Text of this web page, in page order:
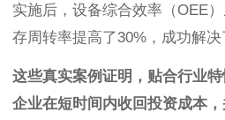
实施后，设备综合效率（OEE
存周转率提高了30%，成功解决
这些真实案例证明，贴合行业
企业在短时间内收回投资成本